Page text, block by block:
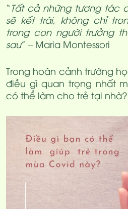
“ Tất cả những tương tác
sẽ kết trái, không chỉ
trong con người trưởng
sau” – Maria Montessori
Trong hoàn cảnh trường
điều gì quan trọng nhất
có thể làm cho trẻ tại nhà?